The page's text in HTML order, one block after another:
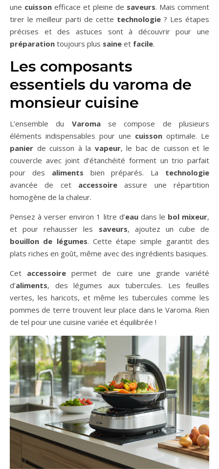
une cuisson efficace et pleine de saveurs. Mais comment
tirer le meilleur parti de cette technologie ? Les étapes
précises et des astuces sont à découvrir pour une
préparation toujours plus saine et facile.
Les composants
essentiels du varoma de
monsieur cuisine
L’ensemble du Varomase compose de plusieurs
éléments indispensables pour une cuisson optimale. Le
panier de cuisson à la vapeur, le bac de cuisson et le
couvercle avec joint d’étanchéité forment un trio parfait
pour des aliments bien préparés. La technologie
avancée de cet accessoire assure une répartition
homogène de la chaleur.
Pensez à verser environ 1 litre d’eaudans le bol mixeur,
et pour rehausser les saveurs, ajoutez un cube de
bouillon de légumes. Cette étape simple garantit des
plats riches en goût, même avec des ingrédients basiques.
Cet accessoire permet de cuire une grande variété
d’aliments, des légumes aux tubercules. Les feuilles
vertes, les haricots, et même les tubercules comme les
pommes de terre trouvent leur place dans le Varoma. Rien
de tel pour une cuisine variée et équilibrée !